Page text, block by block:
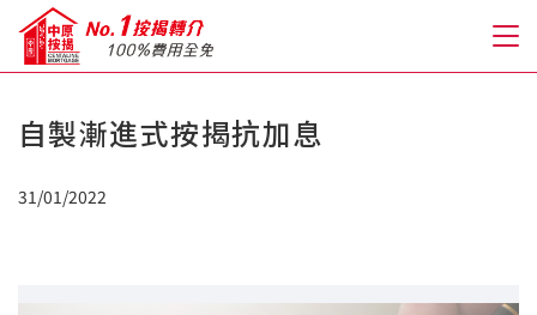
關於我們
自製漸進式按揭抗加息
31/01/2022